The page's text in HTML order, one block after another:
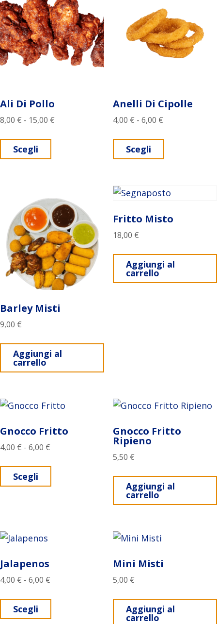
Ali Di Pollo
8,00 € - 15,00 € Fascia di prezzo: da 8,00 € a 15,00 €
Scegli
Questo prodotto ha più varianti. Le
Anelli Di Cipolle
4,00 € - 6,00 €Fascia di
Scegli
Questo
Barley Misti
9,00 €
Aggiungi al
carrello
Fritto Misto
18,00 €
Aggiungi al
carrello
Gnocco Fritto
4,00 € - 6,00 € Fascia di prezzo: da 4,00 € a 6,00 €
Scegli
Questo prodotto ha più varianti. Le
Gnocco Fritto
Ripieno
5,50 €
Aggiungi al
carrello
Jalapenos
4,00 € - 6,00 € Fascia di prezzo: da 4,00 € a 6,00 €
Scegli
Questo prodotto ha più varianti. Le
Mini Misti
5,00 €
Aggiungi al
carrello